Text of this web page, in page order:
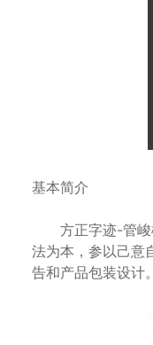
基本简介
方正字迹-管峻楷
法为本，参以己意
告和产品包装设计。